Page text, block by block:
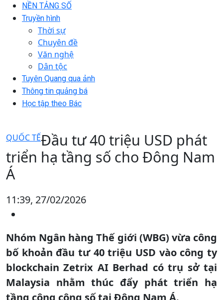
NỀN TẢNG SỐ
Truyền hình
Thời sự
Chuyên đề
Văn nghệ
Dân tộc
Tuyên Quang qua ảnh
Thông tin quảng bá
Học tập theo Bác
QUỐC TẾĐầu tư 40 triệu USD phát
triển hạ tầng số cho Đông Nam
Á
11:39, 27/02/2026
Nhóm Ngân hàng Thế giới (WBG) vừa công
bố khoản đầu tư 40 triệu USD vào công ty
blockchain Zetrix AI Berhad có trụ sở tại
Malaysia nhằm thúc đẩy phát triển hạ
tầng công cộng số tại Đông Nam Á.